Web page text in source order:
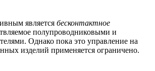
является бесконтактное
полупроводниковыми и
Однако пока это управление на
изделий применяется ограничено.